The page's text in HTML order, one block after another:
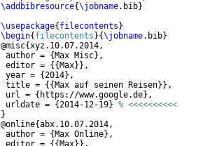
\addbibresource{\jobname.bib}
\usepackage{ filecontents }
\begin{ filecontents }{\jobname.bib}
@misc{xyz.10.07.2014,
author = { Max Misc} ,
editor = {{ Max}} ,
year = {2014} ,
title = {{ Max auf seinen Reisen}} ,
url = { https://www.google.de} ,
urldate = {2014-12-19} % <<<<<<<<<<
}
@online{abx.10.07.2014,
author = { Max Online} ,